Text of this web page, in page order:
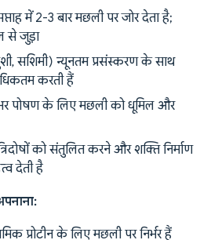
में 2-3 बार मछली पर जोर देता है;
से जुड़ा
सशिमी) न्यूनतम प्रसंस्करण के साथ
करती हैं
भर पोषण के लिए मछली को धूमिल और
को संतुलित करने और शक्ति निर्माण
देती है
प्रोटीन के लिए मछली पर निर्भर हैं